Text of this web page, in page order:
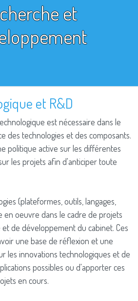
et
et R&D
est nécessaire dans le
des technologies et des composants.
politique active sur les différentes
les projets afin d'anticiper toute
(plateformes, outils, langages,
en oeuvre dans le cadre de projets
de développement du cabinet. Ces
une base de réflexion et une
les innovations technologiques et de
possibles ou d'apporter ces
en cours.